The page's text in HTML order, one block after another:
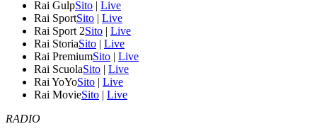
Rai GulpSito | Live
Rai SportSito | Live
Rai Sport 2Sito | Live
Rai StoriaSito | Live
Rai PremiumSito | Live
Rai ScuolaSito | Live
Rai YoYoSito | Live
Rai MovieSito | Live
RADIO